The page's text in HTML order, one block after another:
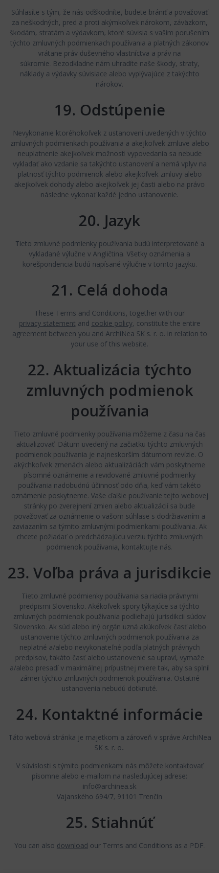
Súhlasíte s tým, že nás odškodníte, budete brániť a považovať
za neškodných, pred a proti akýmkoľvek nárokom, záväzkom,
škodám, stratám a výdavkom, ktoré súvisia s vaším porušením
týchto zmluvných podmienkach používania a platných zákonov
vrátane práv duševného vlastníctva a práv na
súkromie. Bezodkladne nám uhradíte naše škody, straty,
náklady a výdavky súvisiace alebo vyplývajúce z takýchto
nárokov.
19. Odstúpenie
Nevykonanie ktoréhokoľvek z ustanovení uvedených v týchto
zmluvných podmienkach používania a akejkoľvek zmluve alebo
neuplatnenie akejkoľvek možnosti vypovedania sa nebude
vykladať ako vzdanie sa takýchto ustanovení a nemá vplyv na
platnosť týchto podmienok alebo akejkoľvek zmluvy alebo
akejkoľvek dohody alebo akejkoľvek jej časti alebo na právo
následne vykonať každé jedno ustanovenie.
20. Jazyk
Tieto zmluvné podmienky používania budú interpretované a
vykladané výlučne v Angličtina. Všetky oznámenia a
korešpondencia budú napísané výlučne v tomto jazyku.
21. Celá dohoda
These Terms and Conditions, together with our
privacy statement and cookie policy, constitute the entire
agreement between you and ArchiNea SK s. r. o. in relation to
your use of this website.
22. Aktualizácia týchto
zmluvných podmienok
používania
Tieto zmluvné podmienky používania môžeme z času na čas
aktualizovať. Dátum uvedený na začiatku týchto zmluvných
podmienok používania je najneskorším dátumom revízie. O
akýchkoľvek zmenách alebo aktualizáciách vám poskytneme
písomné oznámenie a revidované zmluvné podmienky
používania nadobudnú účinnosť odo dňa, keď vám takéto
oznámenie poskytneme. Vaše ďalšie používanie tejto webovej
stránky po zverejnení zmien alebo aktualizácií sa bude
považovať za oznámenie o vašom súhlase s dodržiavaním a
zaviazaním sa týmito zmluvnými podmienkami používania. Ak
chcete požiadať o predchádzajúcu verziu týchto zmluvných
podmienok používania, kontaktujte nás.
23. Voľba práva a jurisdikcie
Tieto zmluvné podmienky používania sa riadia právnymi
predpismi Slovensko. Akékoľvek spory týkajúce sa týchto
zmluvných podmienok používania podliehajú jurisdikcii súdov
Slovensko. Ak súd alebo iný orgán uzná akúkoľvek časť alebo
ustanovenie týchto zmluvných podmienok používania za
neplatné a/alebo nevykonateľné podľa platných právnych
predpisov, takáto časť alebo ustanovenie sa upraví, vymaže
a/alebo presadí v maximálnej prípustnej miere tak, aby sa splnil
zámer týchto zmluvných podmienok používania. Ostatné
ustanovenia nebudú dotknuté.
24. Kontaktné informácie
Táto webová stránka je majetkom a zároveň v správe ArchiNea
SK s. r. o..
V súvislosti s týmito podmienkami nás môžete kontaktovať
písomne alebo e-mailom na nasledujúcej adrese:
info@archinea.sk
Vajanského 694/7, 91101 Trenčín
25. Stiahnúť
You can also download our Terms and Conditions as a PDF.